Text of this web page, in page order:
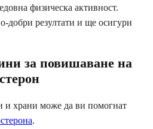
физическа активност.
добри резултати и ще осигури
за повишаване на
и храни може да ви помогнат
.